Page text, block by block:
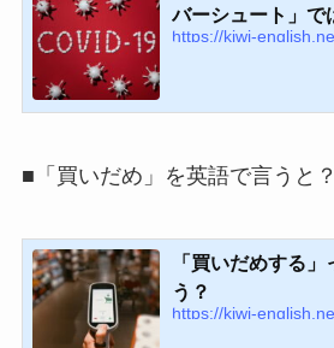
バーシュート」で
https://kiwi-
■「買いだめ」を英語で言うと？
「買いだめする
う？
https://kiwi-